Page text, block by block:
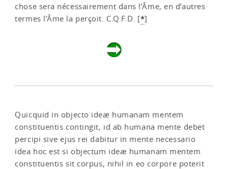
chose sera nécessairement dans l’Âme, en d’autres
termes l’Âme la perçoit. C.Q.F.D. [*]
Quicquid in objecto ideæ humanam mentem
constituentis contingit, id ab humana mente debet
percipi sive ejus rei dabitur in mente necessario
idea hoc est si objectum ideæ humanam mentem
constituentis sit corpus, nihil in eo corpore poterit